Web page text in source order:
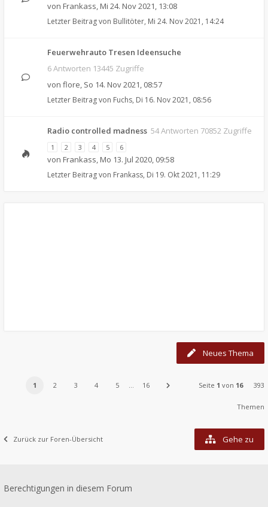
von Frankass, Mi 24. Nov 2021, 13:08
Letzter Beitrag von Bullitöter, Mi 24. Nov 2021, 14:24
Feuerwehrauto Tresen Ideensuche
6 Antworten 13445 Zugriffe
von flore, So 14. Nov 2021, 08:57
Letzter Beitrag von Fuchs, Di 16. Nov 2021, 08:56
Radio controlled madness 54 Antworten 70852 Zugriffe
1 2 3 4 5 6
von Frankass, Mo 13. Jul 2020, 09:58
Letzter Beitrag von Frankass, Di 19. Okt 2021, 11:29
Neues Thema
1 2 3 4 5 … 16 Seite 1 von 16 393
Themen
Zurück zur Foren-Übersicht Gehe zu
Berechtigungen in diesem Forum